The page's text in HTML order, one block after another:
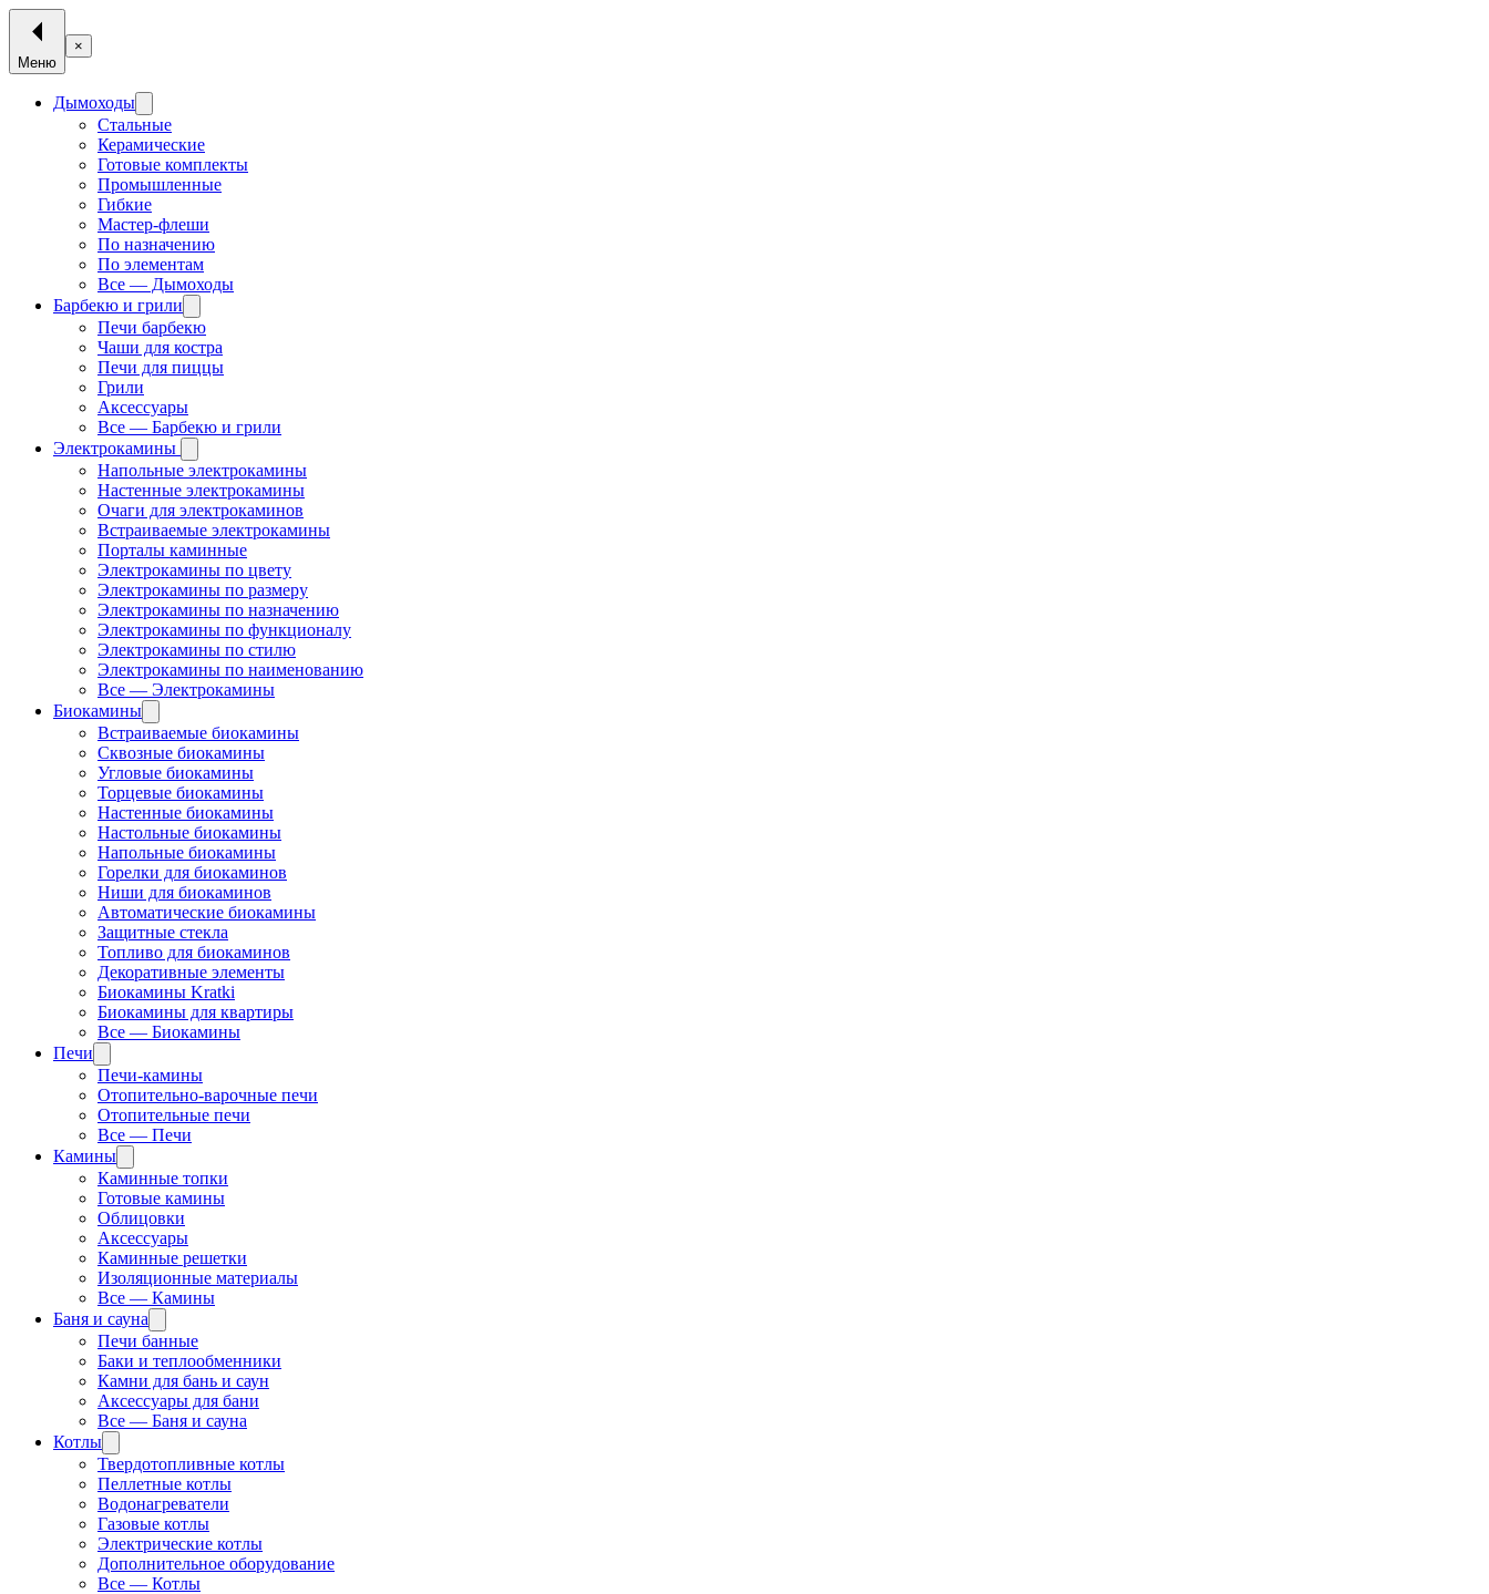
Меню
×
Дымоходы
Стальные
Керамические
Готовые комплекты
Промышленные
Гибкие
Мастер-флеши
По назначению
По элементам
Все — Дымоходы
Барбекю и грили
Печи барбекю
Чаши для костра
Печи для пиццы
Грили
Аксессуары
Все — Барбекю и грили
Электрокамины
Напольные электрокамины
Настенные электрокамины
Очаги для электрокаминов
Встраиваемые электрокамины
Порталы каминные
Электрокамины по цвету
Электрокамины по размеру
Электрокамины по назначению
Электрокамины по функционалу
Электрокамины по стилю
Электрокамины по наименованию
Все — Электрокамины
Биокамины
Встраиваемые биокамины
Сквозные биокамины
Угловые биокамины
Торцевые биокамины
Настенные биокамины
Настольные биокамины
Напольные биокамины
Горелки для биокаминов
Ниши для биокаминов
Автоматические биокамины
Защитные стекла
Топливо для биокаминов
Декоративные элементы
Биокамины Kratki
Биокамины для квартиры
Все — Биокамины
Печи
Печи-камины
Отопительно-варочные печи
Отопительные печи
Все — Печи
Камины
Каминные топки
Готовые камины
Облицовки
Аксессуары
Каминные решетки
Изоляционные материалы
Все — Камины
Баня и сауна
Печи банные
Баки и теплообменники
Камни для бань и саун
Аксессуары для бани
Все — Баня и сауна
Котлы
Твердотопливные котлы
Пеллетные котлы
Водонагреватели
Газовые котлы
Электрические котлы
Дополнительное оборудование
Все — Котлы